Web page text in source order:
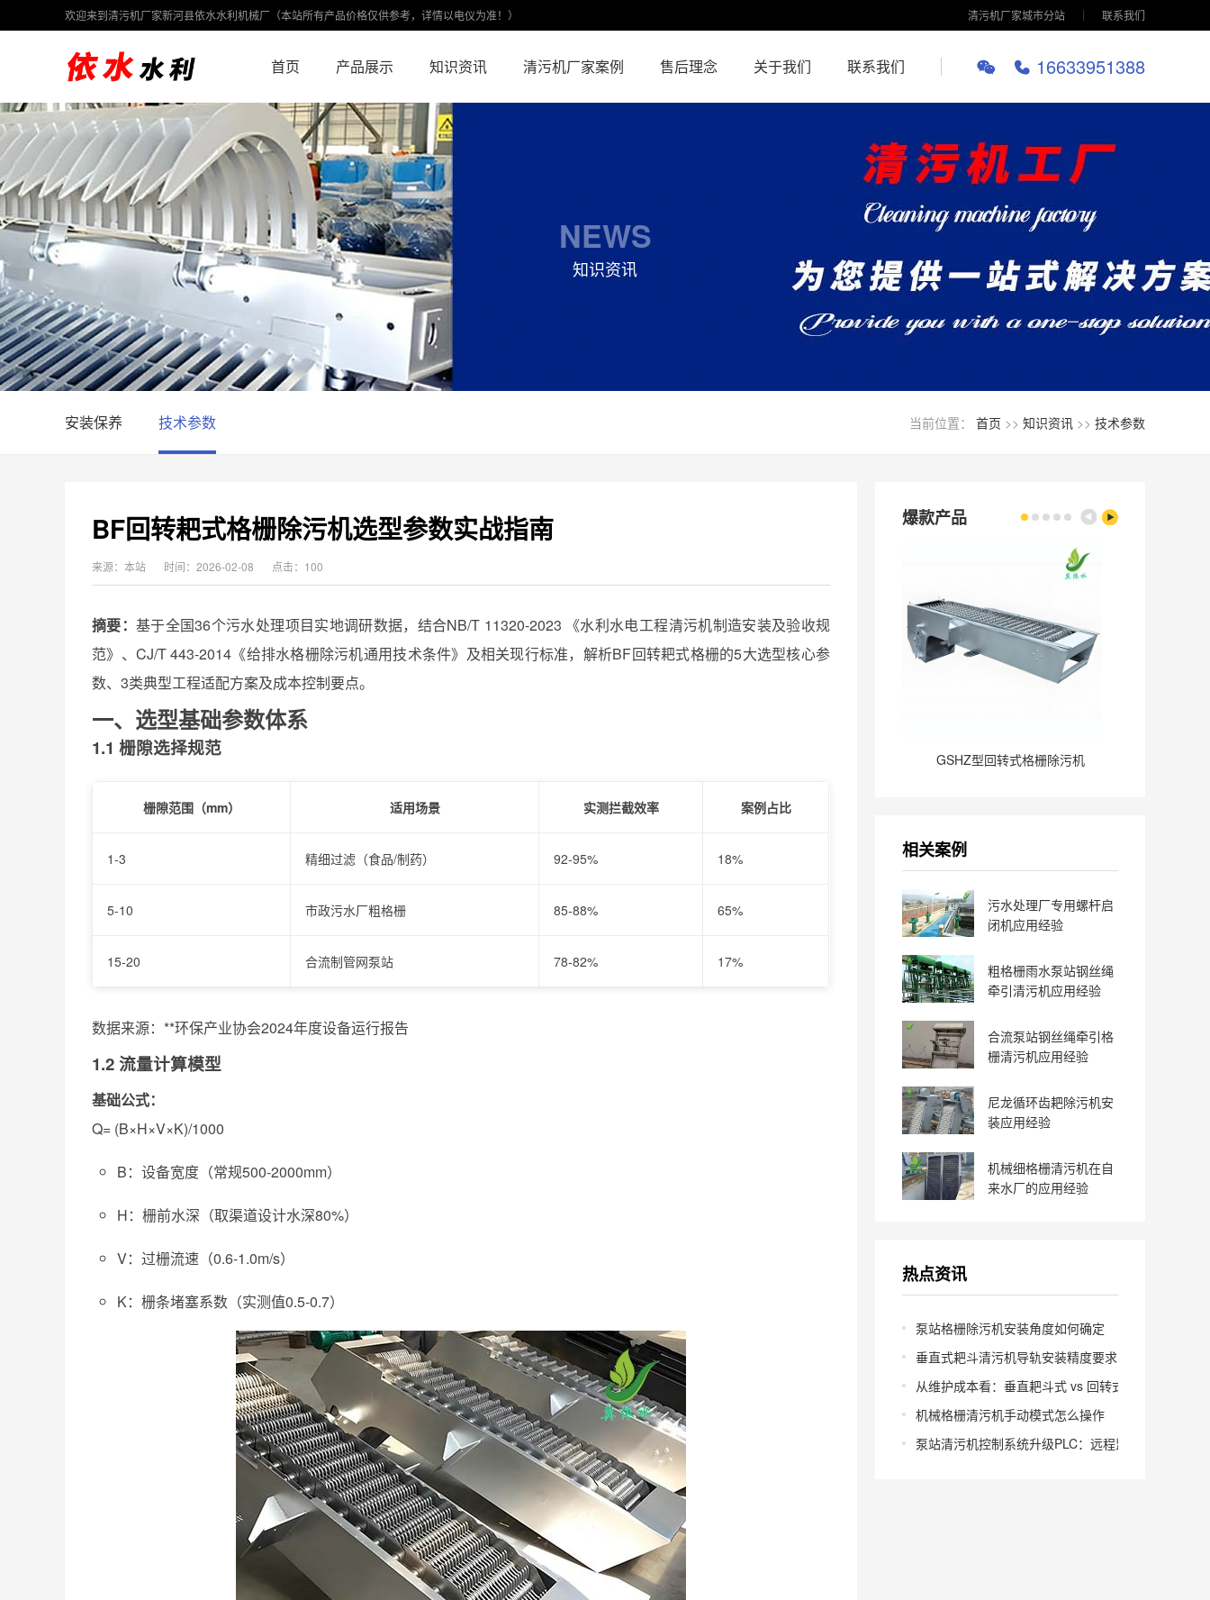
欢迎来到清污机厂家新河县依水水利机械厂（本站所有产品价格仅供参考，详情以电仪为准！） 清污机厂家城市分站 联系我们
16633951388
首页 产品展示 知识资讯 清污机厂家案例 售后理念 关于我们 联系我们
NEWS
知识资讯
安装保养 技术参数 当前位置： 首页 >> 知识资讯 >> 技术参数
BF回转耙式格栅除污机选型参数实战指南
来源：本站 时间：2026-02-08 点击：100
摘要：基于全国36个污水处理项目实地调研数据，结合NB/T 11320-2023 《水利水电工程清污机制造安装及验收规
范》、CJ/T 443-2014《给排水格栅除污机通用技术条件》及相关现行标准，解析BF回转耙式格栅的5大选型核心参
数、3类典型工程适配方案及成本控制要点。
一、选型基础参数体系
1.1 栅隙选择规范
栅隙范围（mm） 适用场景 实测拦截效率 案例占比
1-3 精细过滤（食品/制药） 92-95% 18%
5-10 市政污水厂粗格栅 85-88% 65%
15-20 合流制管网泵站 78-82% 17%
数据来源：**环保产业协会2024年度设备运行报告
1.2 流量计算模型
基础公式：
Q= (B×H×V×K)/1000
B：设备宽度（常规500-2000mm）
H：栅前水深（取渠道设计水深80%）
V：过栅流速（0.6-1.0m/s）
K：栅条堵塞系数（实测值0.5-0.7）
爆款产品
GSHZ型回转式格栅除污机
相关案例
污水处理厂专用螺杆启
闭机应用经验
粗格栅雨水泵站钢丝绳
牵引清污机应用经验
合流泵站钢丝绳牵引格
栅清污机应用经验
尼龙循环齿耙除污机安
装应用经验
机械细格栅清污机在自
来水厂的应用经验
热点资讯
泵站格栅除污机安装角度如何确定
垂直式耙斗清污机导轨安装精度要求多少
从维护成本看：垂直耙斗式 vs 回转式怎么选
机械格栅清污机手动模式怎么操作
泵站清污机控制系统升级PLC：远程监控怎么实现？